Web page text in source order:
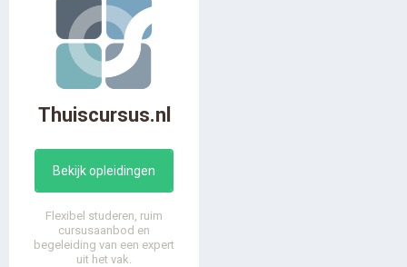
Thuiscursus.nl
Bekijk opleidingen
Flexibel studeren, ruim
cursusaanbod en
begeleiding van een expert
uit het vak.